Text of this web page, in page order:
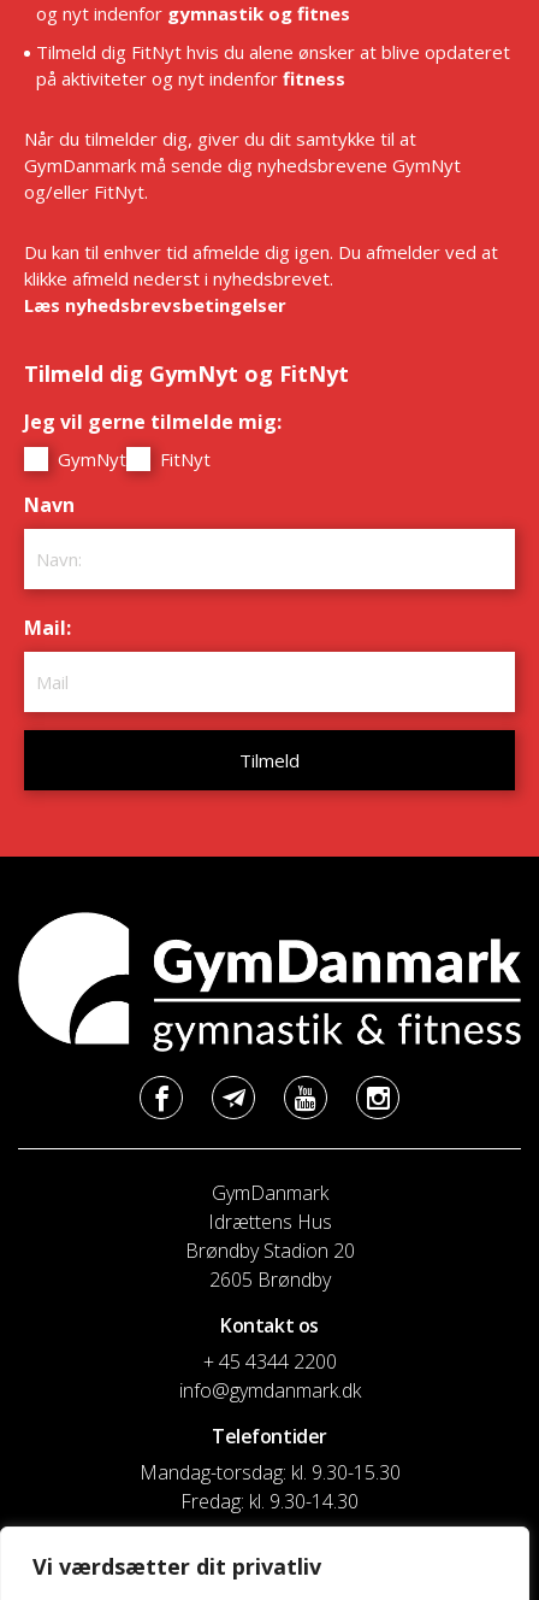
Vi værdsætter dit privatliv
og nyt indenfor gymnastik og fitnes
Tilmeld dig FitNyt hvis du alene ønsker at blive opdateret
på aktiviteter og nyt indenfor fitness
Når du tilmelder dig, giver du dit samtykke til at
GymDanmark må sende dig nyhedsbrevene GymNyt
og/eller FitNyt.
Du kan til enhver tid afmelde dig igen. Du afmelder ved at
klikke afmeld nederst i nyhedsbrevet.
Læs nyhedsbrevsbetingelser
Tilmeld dig GymNyt og FitNyt
Jeg vil gerne tilmelde mig:
GymNyt FitNyt
Navn
Mail:
GymDanmark
Idrættens Hus
Brøndby Stadion 20
2605 Brøndby
Kontakt os
+ 45 4344 2200
info@gymdanmark.dk
Telefontider
Mandag-torsdag: kl. 9.30-15.30
Fredag: kl. 9.30-14.30
CVR nr. 20916818
Reg. & Kontonr.: 4180 3119119022